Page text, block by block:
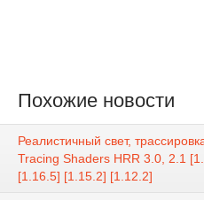
Похожие новости
Реалистичный свет,
Tracing Shaders HRR 3.0, 2.1
[1.16.5] [1.15.2] [1.12.2]